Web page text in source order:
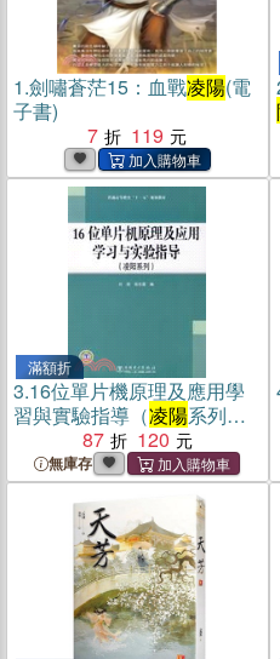
1.劍嘯蒼茫15：血戰凌陽(電
子書)
7
119
滿額折
3.16位單片機原理及應用學
習與實驗指導（凌陽系列）
（簡體書）
87 120
無庫存